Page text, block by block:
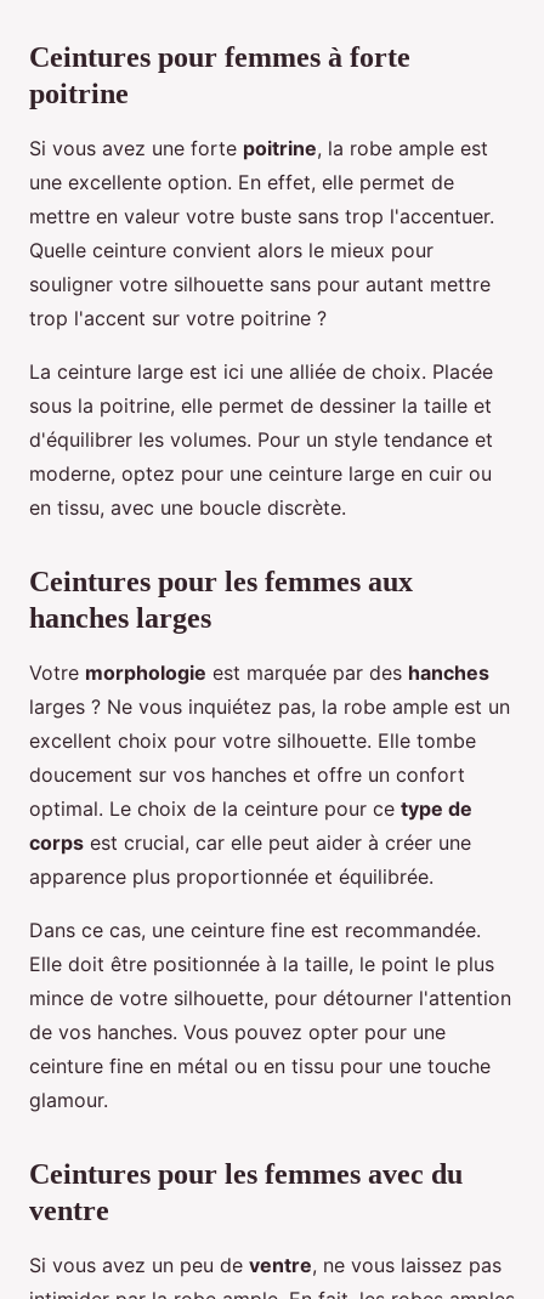
Ceintures pour femmes à forte
poitrine
Si vous avez une forte poitrine, la robe ample est
une excellente option. En effet, elle permet de
mettre en valeur votre buste sans trop l'accentuer.
Quelle ceinture convient alors le mieux pour
souligner votre silhouette sans pour autant mettre
trop l'accent sur votre poitrine ?
La ceinture large est ici une alliée de choix. Placée
sous la poitrine, elle permet de dessiner la taille et
d'équilibrer les volumes. Pour un style tendance et
moderne, optez pour une ceinture large en cuir ou
en tissu, avec une boucle discrète.
Ceintures pour les femmes aux
hanches larges
Votre morphologie est marquée par des hanches
larges ? Ne vous inquiétez pas, la robe ample est un
excellent choix pour votre silhouette. Elle tombe
doucement sur vos hanches et offre un confort
optimal. Le choix de la ceinture pour ce type de
corps est crucial, car elle peut aider à créer une
apparence plus proportionnée et équilibrée.
Dans ce cas, une ceinture fine est recommandée.
Elle doit être positionnée à la taille, le point le plus
mince de votre silhouette, pour détourner l'attention
de vos hanches. Vous pouvez opter pour une
ceinture fine en métal ou en tissu pour une touche
glamour.
Ceintures pour les femmes avec du
ventre
Si vous avez un peu de ventre, ne vous laissez pas